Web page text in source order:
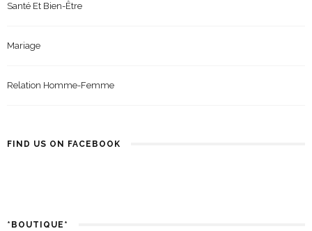
Santé Et Bien-Être
Mariage
Relation Homme-Femme
FIND US ON FACEBOOK
*BOUTIQUE*